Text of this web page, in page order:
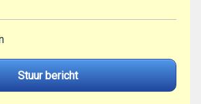
Stuur bericht